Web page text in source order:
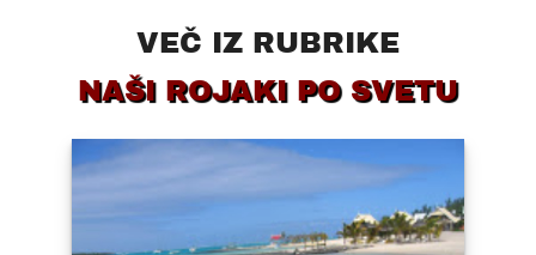
VEČ IZ RUBRIKE
NAŠI ROJAKI PO SVETU